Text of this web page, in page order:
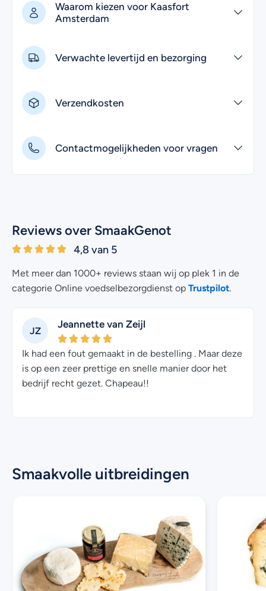
Waarom kiezen voor Kaasfort
Amsterdam
Verwachte levertijd en bezorging
Verzendkosten
Contactmogelijkheden voor vragen
Reviews over SmaakGenot
4,8 van 5
Met meer dan 1000+ reviews staan wij op plek 1 in de
categorie Online voedselbezorgdienst op Trustpilot
JZ
Jeannette van Zeijl
Ik had een fout gemaakt in de bestelling . Maar deze
is op een zeer prettige en snelle manier door het
bedrijf recht gezet. Chapeau!!
Smaakvolle uitbreidingen